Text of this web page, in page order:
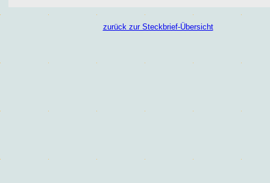
zurück zur Steckbrief-Übersicht